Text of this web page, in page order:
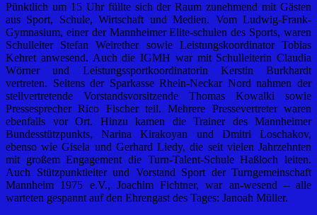
Pünktlich um 15 Uhr füllte sich der Raum zunehmend mit Gästen
aus Sport, Schule, Wirtschaft und Medien. Vom Ludwig-Frank-
Gymnasium, einer der Mannheimer Elite-schulen des Sports, waren
Schulleiter Stefan Weirether sowie Leistungskoordinator Tobias
Kehret anwesend. Auch die IGMH war mit Schulleiterin Claudia
Wörner und Leistungssportkoordinatorin Kerstin Burkhardt
vertreten. Seitens der Sparkasse Rhein-Neckar Nord nahmen der
stellvertretende Vorstandsvorsitzende Thomas Kowalki sowie
Pressesprecher Rico Fischer teil. Mehrere Pressevertreter waren
ebenfalls vor Ort. Hinzu kamen die Trainer des Mannheimer
Bundesstützpunkts, Narina Kirakoyan und Dmitri Loschakov,
ebenso wie Gisela und Gerhard Liedy, die seit vielen Jahrzehnten
mit großem Engagement die Turn-Talent-Schule Haßloch leiten.
Auch Stützpunktleiter und Vorstand Sport der Turngemeinschaft
Mannheim 1975 e.V., Joachim Fichtner, war an-wesend – alle
warteten gespannt auf den Ehrengast des Tages: Janoah Müller.